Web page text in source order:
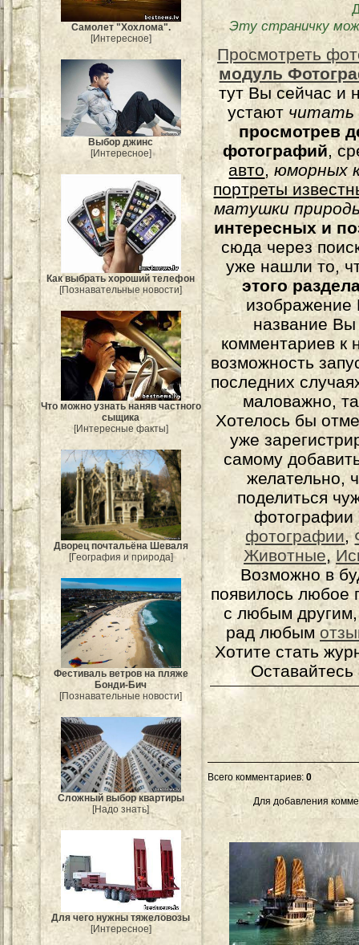
Самолет "Хохлома".
[Интересное]
Выбор джинс
[Интересное]
Как выбрать хороший телефон
[Познавательные новости]
Что можно узнать наняв частного
сыщика
[Интересные факты]
Дворец почтальёна Шеваля
[География и природа]
Фестиваль ветров на пляже
Бонди-Бич
[Познавательные новости]
Сложный выбор квартиры
[Надо знать]
Для чего нужны тяжеловозы
[Интересное]
Эту страничку
Просмотреть
модуль
тут Вы сейчас и
устаютчитать
просмотрев
фотографий,
авто,юморных
портреты
матушки
интересных и
сюда через
уже нашли то,
этого
изображение
название
комментариев к
возможность
последних
маловажно,
Хотелось бы
уже
самому
желательно,
поделиться
фотографии
фотографии,
Животные,
Возможно в
появилось любое
с любым
рад любым
Хотите стать
Всего комментариев: 0
Для добавления